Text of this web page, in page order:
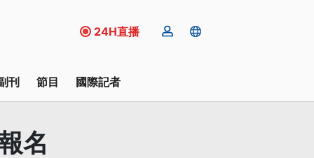
24H直播
刊 節目 國際記者
名